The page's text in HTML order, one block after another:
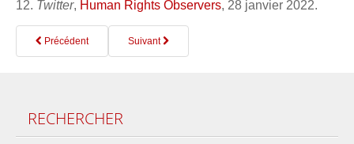
12. Twitter, Human Rights Observers, 28 janvier 2022.
Précédent Suivant
RECHERCHER